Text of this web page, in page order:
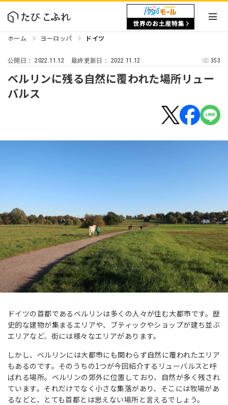
ホーム ヨーロッパ ドイツ
公開日：2022.11.12 最終更新日： 2022.11.12 353
ベルリンに残る自然に覆われた場所リュー
バルス
ドイツの首都であるベルリンは多くの人々が住む大都市です。歴
史的な建物が集まるエリアや、ブティックやショップが建ち並ぶ
エリアなど、街には様々なエリアがあります。
しかし、ベルリンには大都市にも関わらず自然に覆われたエリア
もあるのです。そのうちの1つが今回紹介するリューバルスと呼
ばれる場所。ベルリンの郊外に位置しており、自然が多く残され
ています。それだけでなく小さな集落があり、そこには牧場があ
るなどと、とても首都とは思えない場所と言えるでしょう。